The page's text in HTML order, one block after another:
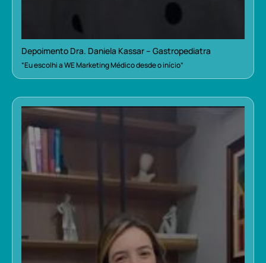
Depoimento Dra. Daniela Kassar – Gastropediatra
“Eu escolhi a WE Marketing Médico desde o início”